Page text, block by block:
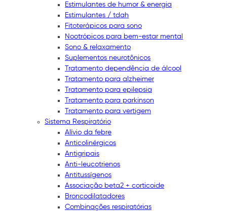
Estimulantes de humor & energia
Estimulantes / tdah
Fitoterápicos para sono
Nootrópicos para bem-estar mental
Sono & relaxamento
Suplementos neurotônicos
Tratamento dependência de álcool
Tratamento para alzheimer
Tratamento para epilepsia
Tratamento para parkinson
Tratamento para vertigem
Sistema Respiratório
Alívio da febre
Anticolinérgicos
Antigripais
Anti-leucotrienos
Antitussígenos
Associação beta2 + corticoide
Broncodilatadores
Combinações respiratórias